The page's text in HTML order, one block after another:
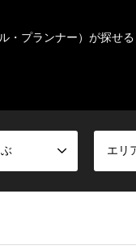
・プランナー）が探せ
エリ